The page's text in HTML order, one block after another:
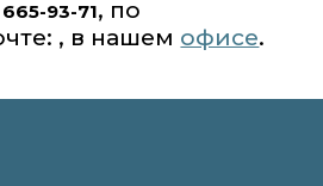
93-71, по
, в нашем офисе.